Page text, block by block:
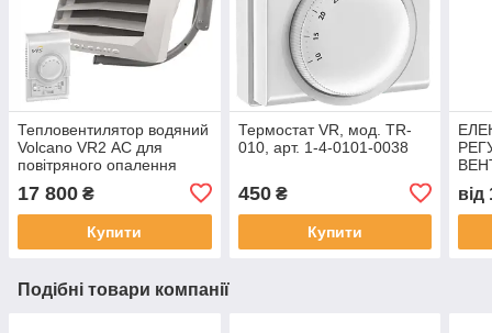
Тепловентилятор водяний
Volcano VR2 АС для
повітряного опалення
17 800 ₴
Купити
Термостат VR, мод. TR-
010, арт. 1-4-0101-0038
450₴
Купити
від
Подібні товари компанії